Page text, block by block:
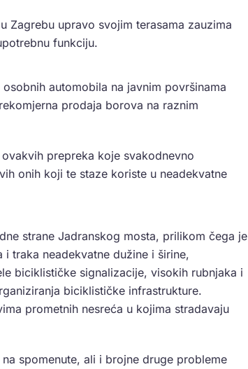
Zagrebu upravo svojim terasama zauzima
funkciju.
automobila na javnim površinama
prodaja borova na raznim
prepreka koje svakodnevno
onih koji te staze koriste u neadekvatne
strane Jadranskog mosta, prilikom čega je
traka neadekvatne dužine i širine,
biciklističke signalizacije, visokih rubnjaka i
biciklističke infrastrukture.
prometnih nesreća u kojima stradavaju
spomenute, ali i brojne druge probleme